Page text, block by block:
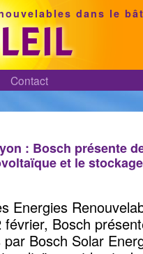
dans le
Contact
: Bosch présente
et le stockage
Energies
Bosch
Bosch Solar